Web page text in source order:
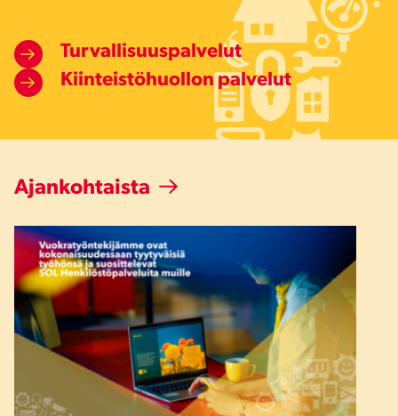
Turvallisuuspalvelut
Kiinteistöhuollon palvelut
Ajankohtaista